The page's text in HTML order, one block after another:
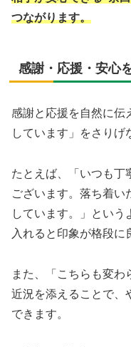
つながります。
感謝・応援・安心
感謝と応援を自然に伝
しています」をさりげ
たとえば、「いつも丁
ございます。落ち着い
しています。」という
入れると印象が格段に
また、「こちらも変
近況を添えることで、
できます。